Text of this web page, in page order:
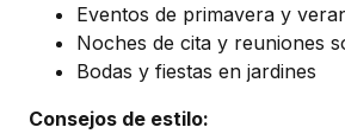
Eventos de primavera y
Noches de cita y reuniones
Bodas y fiestas en jardines
Consejos de estilo: